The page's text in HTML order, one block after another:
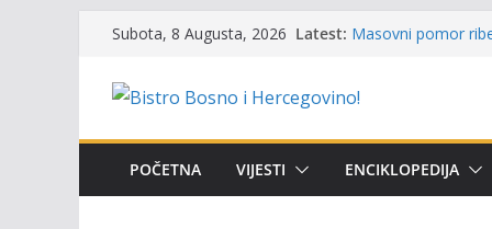
Skip
content
Subota, 8 Augusta, 2026 Latest: Masovni pomor
Poziv za učešće u
Obavještenje
osobe sa
POČETNA VIJESTI ENCIKLOPEDIJA